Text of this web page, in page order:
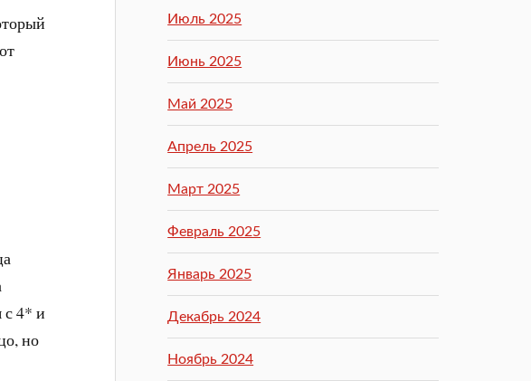
с 4* и
но
Июль 2025
Июнь 2025
Май 2025
Апрель 2025
Март 2025
Февраль 2025
Январь 2025
Декабрь 2024
Ноябрь 2024